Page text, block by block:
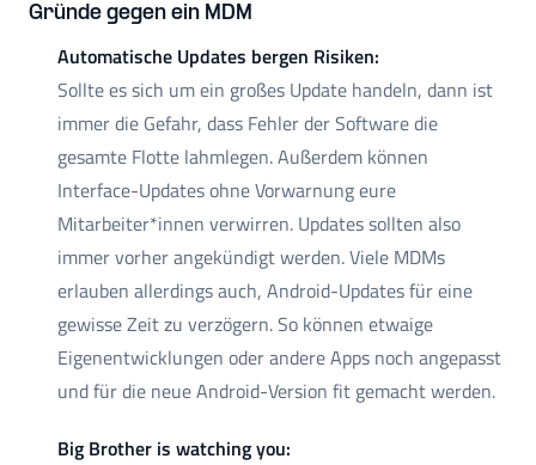
Gründe gegen ein MDM
Automatische Updates bergen Risiken:
Sollte es sich um ein großes Update handeln, dann ist
immer die Gefahr, dass Fehler der Software die
gesamte Flotte lahmlegen. Außerdem können
Interface-Updates ohne Vorwarnung eure
Mitarbeiter*innen verwirren. Updates sollten also
immer vorher angekündigt werden. Viele MDMs
erlauben allerdings auch, Android-Updates für eine
gewisse Zeit zu verzögern. So können etwaige
Eigenentwicklungen oder andere Apps noch angepasst
und für die neue Android-Version fit gemacht werden.
Big Brother is watching you: